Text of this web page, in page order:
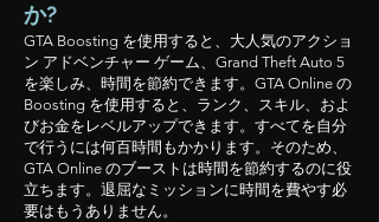
か?
GTA Boosting を使用すると、大人気のアクショ
ン アドベンチャー ゲーム、Grand Theft Auto 5
を楽しみ、時間を節約できます。GTA Online の
Boosting を使用すると、ランク、スキル、およ
びお金をレベルアップできます。すべてを自分
で行うには何百時間もかかります。そのため、
GTA Online のブーストは時間を節約するのに役
立ちます。退屈なミッションに時間を費やす必
要はもうありません。